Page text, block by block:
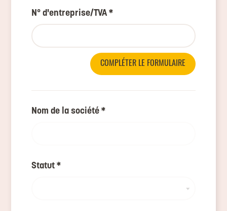
N° d'entreprise/TVA *
COMPLÉTER LE FORMULAIRE
Nom de la société *
Statut *